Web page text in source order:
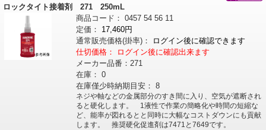
ロックタイト接着剤 271 250mL
商品コード： 0457 54 56 11
定価：
17,460円
通常販売価格(掛率)：
ログイン後に確認できます
仕切価格：
ログイン後に確認出来ます
メーカー品番： 271
在庫： 0
在庫僅少時納期目安： 8
ネジや軸などの金属部分のすき間に入り、空気が遮断され
ると硬化します。 1液性で作業の簡略化や時間の短縮な
ど、能率が図れるとと同時に大幅なコストダウンにも貢献
します。 推奨硬化促進剤は7471と7649です。